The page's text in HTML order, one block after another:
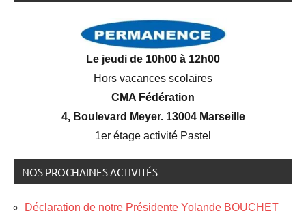
Le jeudi de 10h00 à 12h00
Hors vacances scolaires
CMA Fédération
4, Boulevard Meyer. 13004 Marseille
1er étage activité Pastel
NOS PROCHAINES ACTIVITÉS
Déclaration de notre Présidente Yolande BOUCHET